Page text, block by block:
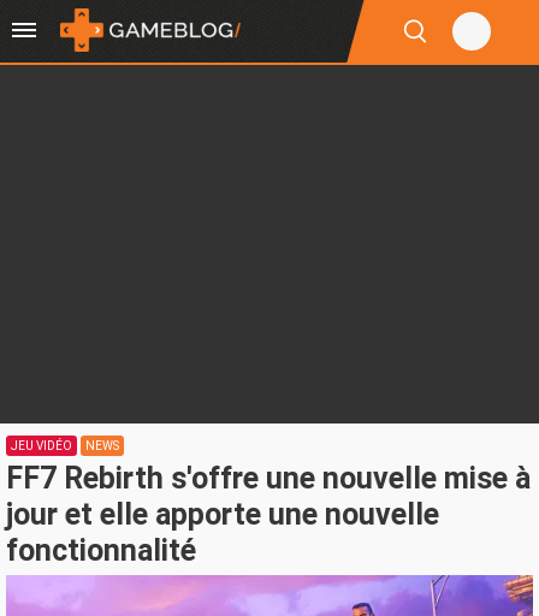
JEU VIDÉO NEWS
FF7 Rebirth s'offre une nouvelle mise à
jour et elle apporte une nouvelle
fonctionnalité